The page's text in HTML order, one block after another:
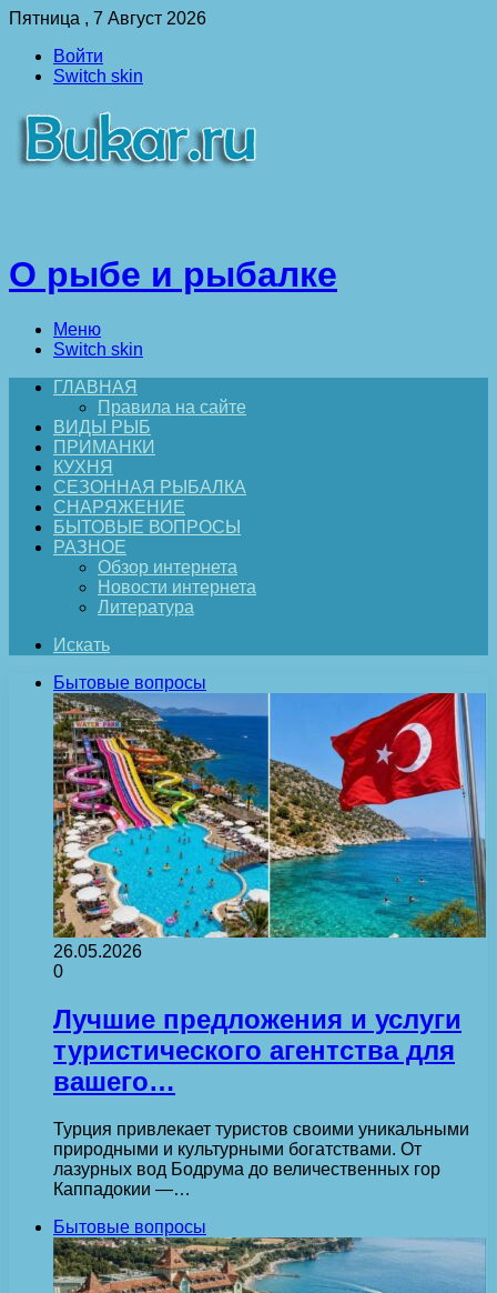
Пятница , 7 Август 2026
Войти
Switch skin
О рыбе и рыбалке
Меню
Switch skin
ГЛАВНАЯ
Правила на сайте
ВИДЫ РЫБ
ПРИМАНКИ
КУХНЯ
СЕЗОННАЯ РЫБАЛКА
СНАРЯЖЕНИЕ
БЫТОВЫЕ ВОПРОСЫ
РАЗНОЕ
Обзор интернета
Новости интернета
Литература
Искать
Бытовые вопросы
26.05.2026
0
Лучшие предложения и услуги
туристического агентства для
вашего…
Турция привлекает туристов своими уникальными
природными и культурными богатствами. От
лазурных вод Бодрума до величественных гор
Каппадокии —…
Бытовые вопросы